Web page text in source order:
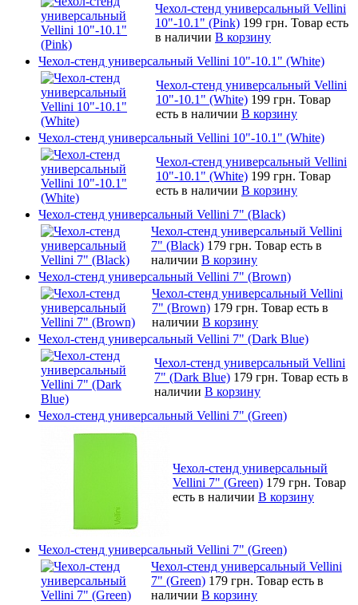
Чехол-стенд универсальный Vellini
10"-10.1" (Pink) 199 грн. Товар есть
в наличии В корзину
Чехол-стенд универсальный Vellini 10"-10.1" (White)
Чехол-стенд универсальный Vellini
10"-10.1" (White) 199 грн. Товар
есть в наличии В корзину
Чехол-стенд универсальный Vellini 10"-10.1" (White)
Чехол-стенд универсальный Vellini
10"-10.1" (White) 199 грн. Товар
есть в наличии В корзину
Чехол-стенд универсальный Vellini 7" (Black)
Чехол-стенд универсальный Vellini
7" (Black) 179 грн. Товар есть в
наличии В корзину
Чехол-стенд универсальный Vellini 7" (Brown)
Чехол-стенд универсальный Vellini
7" (Brown) 179 грн. Товар есть в
наличии В корзину
Чехол-стенд универсальный Vellini 7" (Dark Blue)
Чехол-стенд универсальный Vellini
7" (Dark Blue) 179 грн. Товар есть в
наличии В корзину
Чехол-стенд универсальный Vellini 7" (Green)
Чехол-стенд универсальный
Vellini 7" (Green) 179 грн. Товар
есть в наличии В корзину
Чехол-стенд универсальный Vellini 7" (Green)
Чехол-стенд универсальный Vellini
7" (Green) 179 грн. Товар есть в
наличии В корзину